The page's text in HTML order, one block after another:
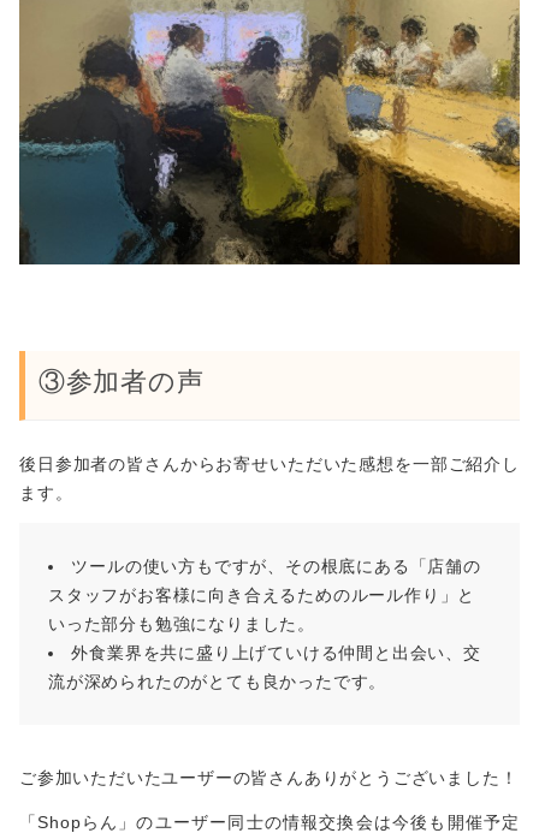
③参加者の声
後日参加者の皆さんからお寄せいただいた感想を一部ご紹介し
ます。
ツールの使い方もですが、その根底にある「店舗の
スタッフがお客様に向き合えるためのルール作り」と
いった部分も勉強になりました。
外食業界を共に盛り上げていける仲間と出会い、交
流が深められたのがとても良かったです。
ご参加いただいたユーザーの皆さんありがとうございました！
「Shopらん」のユーザー同士の情報交換会は今後も開催予定